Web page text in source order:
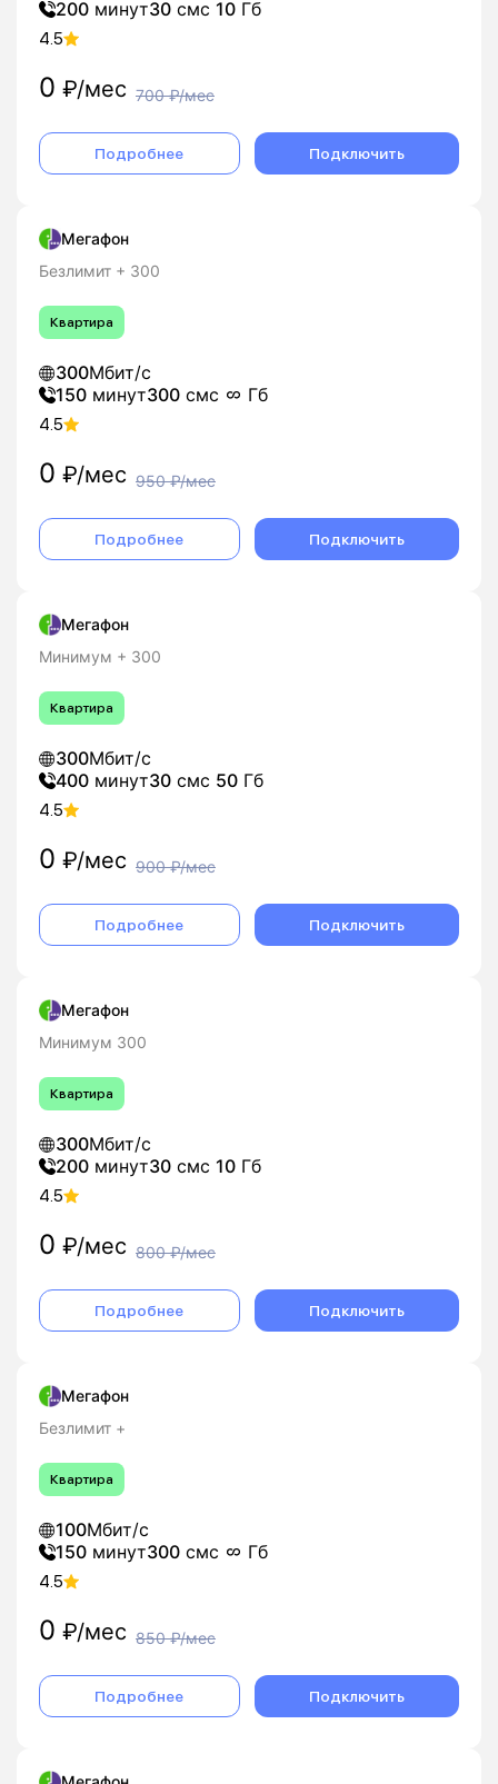
200 минут30 смс 10 Гб
4.5
0 ₽/мес 700₽/мес
Подробнее Подключить
Мегафон
Безлимит + 300
Квартира
300Мбит/с
150 минут300 смс Гб
4.5
0 ₽/мес 950₽/мес
Подробнее Подключить
Мегафон
Минимум + 300
Квартира
300Мбит/с
400 минут30 смс 50 Гб
4.5
0 ₽/мес 900₽/мес
Подробнее Подключить
Мегафон
Минимум 300
Квартира
300Мбит/с
200 минут30 смс 10 Гб
4.5
0 ₽/мес 800₽/мес
Подробнее Подключить
Мегафон
Безлимит +
Квартира
100Мбит/с
150 минут300 смс Гб
4.5
0 ₽/мес 850₽/мес
Подробнее Подключить